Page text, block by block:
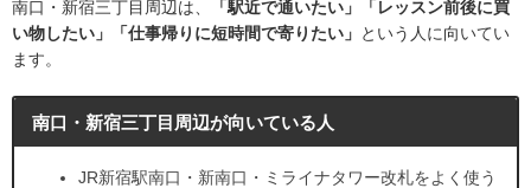
南口・新宿三丁目周辺は、
「駅近で通いたい」「レッスン前後に買
い物したい」「仕事帰りに短時間で寄りたい」 という人に向いてい
ます。
南口・新宿三丁目周辺が向いている人
JR新宿駅南口・新南口・ミライナタワー改札をよく使う